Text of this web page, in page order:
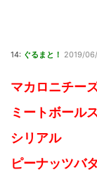
14: ぐるまと！ 2019/
マカロニチー
ミートボール
シリアル
ピーナッツバ